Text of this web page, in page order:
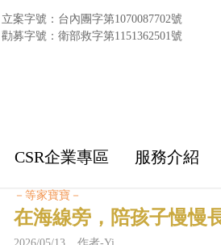
立案字號：台內團字第1070087702號
勸募字號：衛部救字第1151362501號
CSR企業專區 服務介紹
－等家寶寶－
在海線旁，陪孩子慢慢